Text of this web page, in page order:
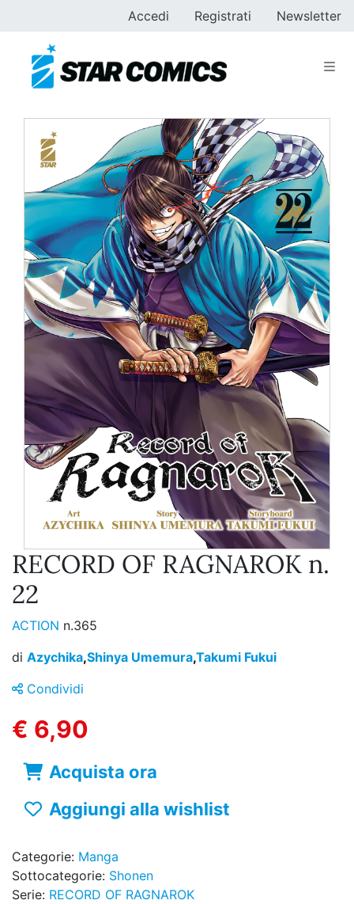
Accedi Registrati Newsletter
RECORD OF RAGNAROK n.
22
ACTION n.365
di Azychika,Shinya Umemura,Takumi Fukui
Condividi
€ 6,90
Acquista ora
Aggiungi alla wishlist
Categorie: Manga
Sottocategorie: Shonen
Serie: RECORD OF RAGNAROK